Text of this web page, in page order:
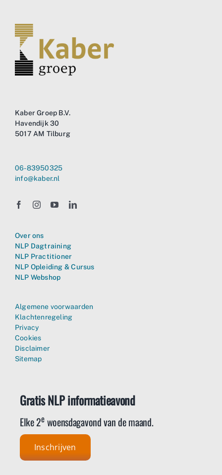
Kaber Groep B.V.
Havendijk 30
5017 AM Tilburg
06-83950325
info@kaber.nl
Over ons
NLP Dagtraining
NLP Practitioner
NLP Opleiding & Cursus
NLP Webshop
Algemene voorwaarden
Klachtenregeling
Privacy
Cookies
Disclaimer
Sitemap
Gratis NLP informatieavond
Elke 2ewoensdagavond van de maand.
Inschrijven